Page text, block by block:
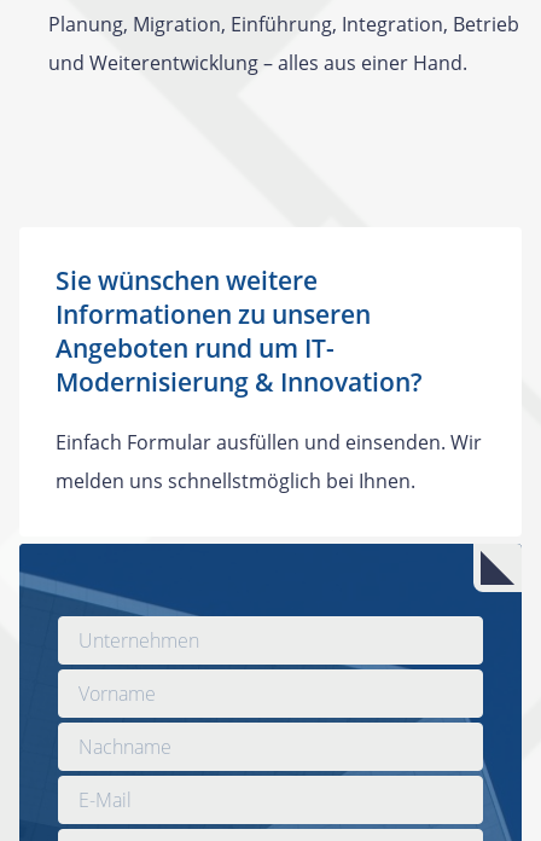
Planung, Migration, Einführung, Integration, Betrieb
und Weiterentwicklung – alles aus einer Hand.
Sie wünschen weitere
Informationen zu unseren
Angeboten rund um IT-
Modernisierung & Innovation?
Einfach Formular ausfüllen und einsenden. Wir
melden uns schnellstmöglich bei Ihnen.